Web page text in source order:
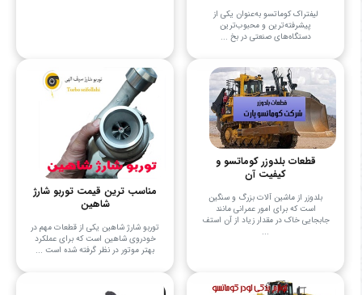
لیفتراک کوماتسو به‌عنوان یکی از
پیشرفته‌ترین و محبوب‌ترین
دستگاه‌های صنعتی در بخ ...
قطعات بلدوزر کوماتسو و
کیفیت آن
بلدوزر از ماشین آلات بزرگ و سنگین
است که برای امور عمرانی مانند
جابجایی خاک در مقدار زیاد از آن استف
...
مناسب ترین قیمت توربو شارژ
شاهین
توربو شارژ شاهین یکی از قطعات مهم در
خودروی شاهین است که برای عملکرد
بهتر موتور در نظر گرفته شده است ...